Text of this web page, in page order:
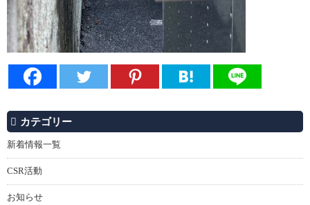
カテゴリー
新着情報一覧
CSR活動
お知らせ